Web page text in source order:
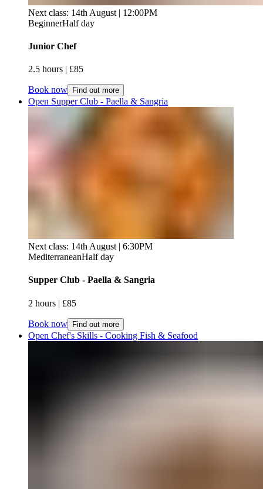
Next class: 14th August | 12:00PM
BeginnerHalf day
Junior Chef ​​​​‌ ‍ ​‍​‍‌‍ ‌ ​‍‌‍‍‌‌‍‌ ‌‍‍‌‌‍ ‍​‍​‍​ ‍‍​‍​‍‌ ​ ‌‍​‌‌‍ ‍‌‍‍‌‌ ‌​‌ ‍‌​‍ ‍‌‍‍‌‌‍ ​‍​‍​‍ ​​‍​‍‌‍‍​‌ ​‍‌‍‌‌‌‍‌‍​‍​‍​ ‍‍​‍​‍‌‍‍​‌ ‌​‌ ‌​‌ ​​‌ ​ ​ ‍‍​‍ ​‍ ‌‍ ​​‍ ‌‌‍​‌‌‍ ‍‌‍‌​​‍ ‌‌ ​‍​‍ ‌‌‍‍​‌‍ ‌ ‌​‌‍‌‌‌‍ ​‌ ​ ​‍ ‌‌ ​ ‌ ‌​‌ ‌‌‌‍‌​‌‍‍‌‌‍ ​‍ ‍‌ ‌‍‌‍‌‌‌ ​‍‌‍​ ‌‍‌‌‌‍ ​​‍ ‍‌‍​‌‌ ​​‌ ​​​‍ ‌‍‍‌‌‍ ‍‌ ‌​‌‍‌‌‌‍ ‍‌ ‌​​‍ ‌‍‌‌‌‍‌​‌‍‍‌‌ ‌​​‍ ‌‍ ‌‌‍ ‌‍‌​‌‍‌‌​ ‌‌ ​​‌ ​‍‌‍‌‌‌ ​ ‌‍‌‌‌‍ ‍‌ ‌​‌‍​‌‌ ‌​‌‍‍‌‌‍ ‌‍ ‍​ ‍ ‌‍‍‌‌‍‌​​ ‌‌‍‌​‌‍‌‍​ ​‍​ ‍‌‌‍‌‍‌‍​‍​ ‌​‌‍‌​​‍ ‌​ ‌​​ ‌ ​ ‍‌‌‍‌‍​‍ ‌​ ‌​​ ‌‍​ ‌‌‌‍​ ​‍ ‌​ ‍‌​ ​​​ ‌ ​ ‍​​‍ ‌‌‍​‍‌‍​ ​ ‌‍​ ​‍​ ​ ​ ​‍‌‍‌‌​ ‌‍‌‍​‍​ ‌‍​ ​‍​ ​‌​ ‍ ‌ ‌​‌ ‍‌‌ ​​‌‍‌‌​ ‌‌‍‍​‌‍ ‌ ‌​‌‍‌‌‌‍ ​‌​​ ‌‍ ​‌‍​‌‌ ​ ‌ ​ ​ ‍ ‌ ​​‌‍​‌‌ ‌​‌‍‍​​ ‌‌ ‌​‌‍‍‌‌ ‌​‌‍ ​‌‍‌‌​ ‌‍​‍‌‍​‌‌ ​ ‌‍‌‌‌‌‌‌‌ ​‍‌‍ ​​ ‌‌‍‍​‌ ‌​‌ ‌​‌ ​​‌ ​ ​‍‌‌​ ​ ‌​​‌​‍‌‌​ ​‍‌​‌‍​‍‌‌​ ​‍‌​‌‍‌‍ ​​‍ ‌‌‍​‌‌‍ ‍‌‍‌​​‍ ‌‌ ​‍​‍ ‌‌‍‍​‌‍ ‌ ‌​‌‍‌‌‌‍ ​‌ ​ ​‍ ‌‌ ​ ‌ ‌​‌ ‌‌‌‍‌​‌‍‍‌‌‍ ​‍ ‍‌ ‌‍‌‍‌‌‌ ​‍‌‍​ ‌‍‌‌‌‍ ​​‍ ‍‌‍​‌‌ ​​‌ ​​​‍‌‍‌‍‍‌‌‍‌​​ ‌‌‍‌​‌‍‌‍​ ​‍​ ‍‌‌‍‌‍‌‍​‍​ ‌​‌‍‌​​‍ ‌​ ‌​​ ‌ ​ ‍‌‌‍‌‍​‍ ‌​ ‌​​ ‌‍​ ‌‌‌‍​ ​‍ ‌​ ‍‌​ ​​​ ‌ ​ ‍​​‍ ‌‌‍​‍‌‍​ ​ ‌‍​ ​‍​ ​ ​ ​‍‌‍‌‌​ ‌‍‌‍​‍​ ‌‍​ ​‍​ ​‌​‍‌‍‌ ‌​‌ ‍‌‌ ​​‌‍‌‌​ ‌‌‍‍​‌‍ ‌ ‌​‌‍‌‌‌‍ ​‌​​ ‌‍ ​‌‍​‌‌ ​ ‌ ​ ​‍‌‍‌ ​​‌‍​‌‌ ‌​‌‍‍​​ ‌‌ ‌​‌‍‍‌‌ ‌​‌‍ ​‌‍‌‌​‍‌‍‌ ​​‌‍‌‌‌ ​‍‌ ​ ‌ ​​‌‍‌‌‌‍​ ‌ ‌​‌‍‍‌‌ ‌‍‌‍‌‌​ ‌‌ ​​‌ ‌‌‌‍​‍‌‍ ​‌‍‍‌‌ ​ ‌‍‍​‌‍‌‌‌‍‌​​‍​‍‌ ‌
2.5 hours​​​​‌ ‍ ​‍​‍‌‍ ‌ ​‍‌‍‍‌‌‍‌ ‌‍‍‌‌‍ ‍​‍​‍​ ‍‍​‍​‍‌ ​ ‌‍​‌‌‍ ‍‌‍‍‌‌ ‌​‌ ‍‌​‍ ‍‌‍‍‌‌‍ ​‍​‍​‍ ​​‍​‍‌‍‍​‌ ​‍‌‍‌‌‌‍‌‍​‍​‍​ ‍‍​‍​‍‌‍‍​‌ ‌​‌ ‌​‌ ​​‌ ​ ​ ‍‍​‍ ​‍ ‌‍ ​​‍ ‌‌‍​‌‌‍ ‍‌‍‌​​‍ ‌‌ ​‍​‍ ‌‌‍‍​‌‍ ‌ ‌​‌‍‌‌‌‍ ​‌ ​ ​‍ ‌‌ ​ ‌ ‌​‌ ‌‌‌‍‌​‌‍‍‌‌‍ ​‍ ‍‌ ‌‍‌‍‌‌‌ ​‍‌‍​ ‌‍‌‌‌‍ ​​‍ ‍‌‍​‌‌ ​​‌ ​​​‍ ‌‍‍‌‌‍ ‍‌ ‌​‌‍‌‌‌‍ ‍‌ ‌​​‍ ‌‍‌‌‌‍‌​‌‍‍‌‌ ‌​​‍ ‌‍ ‌‌‍ ‌‍‌​‌‍‌‌​ ‌‌ ​​‌ ​‍‌‍‌‌‌ ​ ‌‍‌‌‌‍ ‍‌ ‌​‌‍​‌‌ ‌​‌‍‍‌‌‍ ‌‍ ‍​ ‍ ‌‍‍‌‌‍‌​​ ‌‌‍‌​‌‍‌‍​ ​‍​ ‍‌‌‍‌‍‌‍​‍​ ‌​‌‍‌​​‍ ‌​ ‌​​ ‌ ​ ‍‌‌‍‌‍​‍ ‌​ ‌​​ ‌‍​ ‌‌‌‍​ ​‍ ‌​ ‍‌​ ​​​ ‌ ​ ‍​​‍ ‌‌‍​‍‌‍​ ​ ‌‍​ ​‍​ ​ ​ ​‍‌‍‌‌​ ‌‍‌‍​‍​ ‌‍​ ​‍​ ​‌​ ‍ ‌ ‌​‌ ‍‌‌ ​​‌‍‌‌​ ‌‌‍‍​‌‍ ‌ ‌​‌‍‌‌‌‍ ​‌​​ ‌‍ ​‌‍​‌‌ ​ ‌ ​ ​ ‍ ‌ ​​‌‍​‌‌ ‌​‌‍‍​​ ‌‌ ‌​‌‍‍‌‌‍ ‌‌‍‌‌​ ‌‍​‍‌‍​‌‌ ​ ‌‍‌‌‌‌‌‌‌ ​‍‌‍ ​​ ‌‌‍‍​‌ ‌​‌ ‌​‌ ​​‌ ​ ​‍‌‌​ ​ ‌​​‌​‍‌‌​ ​‍‌​‌‍​‍‌‌​ ​‍‌​‌‍‌‍ ​​‍ ‌‌‍​‌‌‍ ‍‌‍‌​​‍ ‌‌ ​‍​‍ ‌‌‍‍​‌‍ ‌ ‌​‌‍‌‌‌‍ ​‌ ​ ​‍ ‌‌ ​ ‌ ‌​‌ ‌‌‌‍‌​‌‍‍‌‌‍ ​‍ ‍‌ ‌‍‌‍‌‌‌ ​‍‌‍​ ‌‍‌‌‌‍ ​​‍ ‍‌‍​‌‌ ​​‌ ​​​‍‌‍‌‍‍‌‌‍‌​​ ‌‌‍‌​‌‍‌‍​ ​‍​ ‍‌‌‍‌‍‌‍​‍​ ‌​‌‍‌​​‍ ‌​ ‌​​ ‌ ​ ‍‌‌‍‌‍​‍ ‌​ ‌​​ ‌‍​ ‌‌‌‍​ ​‍ ‌​ ‍‌​ ​​​ ‌ ​ ‍​​‍ ‌‌‍​‍‌‍​ ​ ‌‍​ ​‍​ ​ ​ ​‍‌‍‌‌​ ‌‍‌‍​‍​ ‌‍​ ​‍​ ​‌​‍‌‍‌ ‌​‌ ‍‌‌ ​​‌‍‌‌​ ‌‌‍‍​‌‍ ‌ ‌​‌‍‌‌‌‍ ​‌​​ ‌‍ ​‌‍​‌‌ ​ ‌ ​ ​‍‌‍‌ ​​‌‍​‌‌ ‌​‌‍‍​​ ‌‌ ‌​‌‍‍‌‌‍ ‌‌‍‌‌​‍‌‍‌ ​​‌‍‌‌‌ ​‍‌ ​ ‌ ​​‌‍‌‌‌‍​ ‌ ‌​‌‍‍‌‌ ‌‍‌‍‌‌​ ‌‌ ​​‌ ‌‌‌‍​‍‌‍ ​‌‍‍‌‌ ​ ‌‍‍​‌‍‌‌‌‍‌​​‍​‍‌ ‌ | £85​​​​‌ ‍ ​‍​‍‌‍ ‌ ​‍‌‍‍‌‌‍‌ ‌‍‍‌‌‍ ‍​‍​‍​ ‍‍​‍​‍‌ ​ ‌‍​‌‌‍ ‍‌‍‍‌‌ ‌​‌ ‍‌​‍ ‍‌‍‍‌‌‍ ​‍​‍​‍ ​​‍​‍‌‍‍​‌ ​‍‌‍‌‌‌‍‌‍​‍​‍​ ‍‍​‍​‍‌‍‍​‌ ‌​‌ ‌​‌ ​​‌ ​ ​ ‍‍​‍ ​‍ ‌‍ ​​‍ ‌‌‍​‌‌‍ ‍‌‍‌​​‍ ‌‌ ​‍​‍ ‌‌‍‍​‌‍ ‌ ‌​‌‍‌‌‌‍ ​‌ ​ ​‍ ‌‌ ​ ‌ ‌​‌ ‌‌‌‍‌​‌‍‍‌‌‍ ​‍ ‍‌ ‌‍‌‍‌‌‌ ​‍‌‍​ ‌‍‌‌‌‍ ​​‍ ‍‌‍​‌‌ ​​‌ ​​​‍ ‌‍‍‌‌‍ ‍‌ ‌​‌‍‌‌‌‍ ‍‌ ‌​​‍ ‌‍‌‌‌‍‌​‌‍‍‌‌ ‌​​‍ ‌‍ ‌‌‍ ‌‍‌​‌‍‌‌​ ‌‌ ​​‌ ​‍‌‍‌‌‌ ​ ‌‍‌‌‌‍ ‍‌ ‌​‌‍​‌‌ ‌​‌‍‍‌‌‍ ‌‍ ‍​ ‍ ‌‍‍‌‌‍‌​​ ‌‌‍‌​‌‍‌‍​ ​‍​ ‍‌‌‍‌‍‌‍​‍​ ‌​‌‍‌​​‍ ‌​ ‌​​ ‌ ​ ‍‌‌‍‌‍​‍ ‌​ ‌​​ ‌‍​ ‌‌‌‍​ ​‍ ‌​ ‍‌​ ​​​ ‌ ​ ‍​​‍ ‌‌‍​‍‌‍​ ​ ‌‍​ ​‍​ ​ ​ ​‍‌‍‌‌​ ‌‍‌‍​‍​ ‌‍​ ​‍​ ​‌​ ‍ ‌ ‌​‌ ‍‌‌ ​​‌‍‌‌​ ‌‌‍‍​‌‍ ‌ ‌​‌‍‌‌‌‍ ​‌​​ ‌‍ ​‌‍​‌‌ ​ ‌ ​ ​ ‍ ‌ ​​‌‍​‌‌ ‌​‌‍‍​​ ‌‌ ​​‌ ​‍‌‍‍‌‌‍​ ‌‍‌‌​ ‌‍​‍‌‍​‌‌ ​ ‌‍‌‌‌‌‌‌‌ ​‍‌‍ ​​ ‌‌‍‍​‌ ‌​‌ ‌​‌ ​​‌ ​ ​‍‌‌​ ​ ‌​​‌​‍‌‌​ ​‍‌​‌‍​‍‌‌​ ​‍‌​‌‍‌‍ ​​‍ ‌‌‍​‌‌‍ ‍‌‍‌​​‍ ‌‌ ​‍​‍ ‌‌‍‍​‌‍ ‌ ‌​‌‍‌‌‌‍ ​‌ ​ ​‍ ‌‌ ​ ‌ ‌​‌ ‌‌‌‍‌​‌‍‍‌‌‍ ​‍ ‍‌ ‌‍‌‍‌‌‌ ​‍‌‍​ ‌‍‌‌‌‍ ​​‍ ‍‌‍​‌‌ ​​‌ ​​​‍‌‍‌‍‍‌‌‍‌​​ ‌‌‍‌​‌‍‌‍​ ​‍​ ‍‌‌‍‌‍‌‍​‍​ ‌​‌‍‌​​‍ ‌​ ‌​​ ‌ ​ ‍‌‌‍‌‍​‍ ‌​ ‌​​ ‌‍​ ‌‌‌‍​ ​‍ ‌​ ‍‌​ ​​​ ‌ ​ ‍​​‍ ‌‌‍​‍‌‍​ ​ ‌‍​ ​‍​ ​ ​ ​‍‌‍‌‌​ ‌‍‌‍​‍​ ‌‍​ ​‍​ ​‌​‍‌‍‌ ‌​‌ ‍‌‌ ​​‌‍‌‌​ ‌‌‍‍​‌‍ ‌ ‌​‌‍‌‌‌‍ ​‌​​ ‌‍ ​‌‍​‌‌ ​ ‌ ​ ​‍‌‍‌ ​​‌‍​‌‌ ‌​‌‍‍​​ ‌‌ ​​‌ ​‍‌‍‍‌‌‍​ ‌‍‌‌​‍‌‍‌ ​​‌‍‌‌‌ ​‍‌ ​ ‌ ​​‌‍‌‌‌‍​ ‌ ‌​‌‍‍‌‌ ‌‍‌‍‌‌​ ‌‌ ​​‌ ‌‌‌‍​‍‌‍ ​‌‍‍‌‌ ​ ‌‍‍​‌‍‌‌‌‍‌​​‍​‍‌ ‌
Book now Find out more
Open Supper Club - Paella & Sangria​​​​‌ ‍ ​‍​‍‌‍ ‌ ​‍‌‍‍‌‌‍‌ ‌‍‍‌‌‍ ‍​‍​‍​ ‍‍​‍​‍‌ ​ ‌‍​‌‌‍ ‍‌‍‍‌‌ ‌​‌ ‍‌​‍ ‍‌‍‍‌‌‍ ​‍​‍​‍ ​​‍​‍‌‍‍​‌ ​‍‌‍‌‌‌‍‌‍​‍​‍​ ‍‍​‍​‍‌‍‍​‌ ‌​‌ ‌​‌ ​​‌ ​ ​ ‍‍​‍ ​‍ ‌‍ ​​‍ ‌‌‍​‌‌‍ ‍‌‍‌​​‍ ‌‌ ​‍​‍ ‌‌‍‍​‌‍ ‌ ‌​‌‍‌‌‌‍ ​‌ ​ ​‍ ‌‌ ​ ‌ ‌​‌ ‌‌‌‍‌​‌‍‍‌‌‍ ​‍ ‍‌ ‌‍‌‍‌‌‌ ​‍‌‍​ ‌‍‌‌‌‍ ​​‍ ‍‌‍​‌‌ ​​‌ ​​​‍ ‌‍‍‌‌‍ ‍‌ ‌​‌‍‌‌‌‍ ‍‌ ‌​​‍ ‌‍‌‌‌‍‌​‌‍‍‌‌ ‌​​‍ ‌‍ ‌‌‍ ‌‍‌​‌‍‌‌​ ‌‌ ​​‌ ​‍‌‍‌‌‌ ​ ‌‍‌‌‌‍ ‍‌ ‌​‌‍​‌‌ ‌​‌‍‍‌‌‍ ‌‍ ‍​ ‍ ‌‍‍‌‌‍‌​​ ‌​ ‌‍​ ‌‌​ ​ ​ ​​​ ​​‌‍​‍‌‍‌‌‌‍​‌​‍ ‌​ ‌ ‌‍‌‌‌‍‌​‌‍​‌​‍ ‌​ ‌​​ ‌​‌‍​‌​ ‍​​‍ ‌‌‍​‍​ ‌ ​ ‍‌‌‍‌‌​‍ ‌​ ‌‍‌‍‌‌​ ‌‌​ ​‍​ ‌‍​ ‍‌​ ​​​ ​‌‌‍​‍​ ‌​‌‍‌‍​ ​‌​ ‍ ‌ ‌​‌ ‍‌‌ ​​‌‍‌‌​ ‌‌‍‍​‌‍ ‌ ‌​‌‍‌‌‌‍ ​‌​​ ‌‍ ​‌‍​‌‌ ​ ‌ ​ ​ ‍ ‌ ​​‌‍​‌‌ ‌​‌‍‍​​ ‌‌ ‌​‌‍‍‌‌ ‌​‌‍ ​‌‍‌‌​ ‌‍​‍‌‍​‌‌ ​ ‌‍‌‌‌‌‌‌‌ ​‍‌‍ ​​ ‌‌‍‍​‌ ‌​‌ ‌​‌ ​​‌ ​ ​‍‌‌​ ​ ‌​​‌​‍‌‌​ ​‍‌​‌‍​‍‌‌​ ​‍‌​‌‍‌‍ ​​‍ ‌‌‍​‌‌‍ ‍‌‍‌​​‍ ‌‌ ​‍​‍ ‌‌‍‍​‌‍ ‌ ‌​‌‍‌‌‌‍ ​‌ ​ ​‍ ‌‌ ​ ‌ ‌​‌ ‌‌‌‍‌​‌‍‍‌‌‍ ​‍ ‍‌ ‌‍‌‍‌‌‌ ​‍‌‍​ ‌‍‌‌‌‍ ​​‍ ‍‌‍​‌‌ ​​‌ ​​​‍‌‍‌‍‍‌‌‍‌​​ ‌​ ‌‍​ ‌‌​ ​ ​ ​​​ ​​‌‍​‍‌‍‌‌‌‍​‌​‍ ‌​ ‌ ‌‍‌‌‌‍‌​‌‍​‌​‍ ‌​ ‌​​ ‌​‌‍​‌​ ‍​​‍ ‌‌‍​‍​ ‌ ​ ‍‌‌‍‌‌​‍ ‌​ ‌‍‌‍‌‌​ ‌‌​ ​‍​ ‌‍​ ‍‌​ ​​​ ​‌‌‍​‍​ ‌​‌‍‌‍​ ​‌​‍‌‍‌ ‌​‌ ‍‌‌ ​​‌‍‌‌​ ‌‌‍‍​‌‍ ‌ ‌​‌‍‌‌‌‍ ​‌​​ ‌‍ ​‌‍​‌‌ ​ ‌ ​ ​‍‌‍‌ ​​‌‍​‌‌ ‌​‌‍‍​​ ‌‌ ‌​‌‍‍‌‌ ‌​‌‍ ​‌‍‌‌​‍‌‍‌ ​​‌‍‌‌‌ ​‍‌ ​ ‌ ​​‌‍‌‌‌‍​ ‌ ‌​‌‍‍‌‌ ‌‍‌‍‌‌​ ‌‌ ​​‌ ‌‌‌‍​‍‌‍ ​‌‍‍‌‌ ​ ‌‍‍​‌‍‌‌‌‍‌​​‍​‍‌ ‌
Next class: 14th August | 6:30PM
MediterraneanHalf day
Supper Club - Paella & Sangria​​​​‌ ‍ ​‍​‍‌‍ ‌ ​‍‌‍‍‌‌‍‌ ‌‍‍‌‌‍ ‍​‍​‍​ ‍‍​‍​‍‌ ​ ‌‍​‌‌‍ ‍‌‍‍‌‌ ‌​‌ ‍‌​‍ ‍‌‍‍‌‌‍ ​‍​‍​‍ ​​‍​‍‌‍‍​‌ ​‍‌‍‌‌‌‍‌‍​‍​‍​ ‍‍​‍​‍‌‍‍​‌ ‌​‌ ‌​‌ ​​‌ ​ ​ ‍‍​‍ ​‍ ‌‍ ​​‍ ‌‌‍​‌‌‍ ‍‌‍‌​​‍ ‌‌ ​‍​‍ ‌‌‍‍​‌‍ ‌ ‌​‌‍‌‌‌‍ ​‌ ​ ​‍ ‌‌ ​ ‌ ‌​‌ ‌‌‌‍‌​‌‍‍‌‌‍ ​‍ ‍‌ ‌‍‌‍‌‌‌ ​‍‌‍​ ‌‍‌‌‌‍ ​​‍ ‍‌‍​‌‌ ​​‌ ​​​‍ ‌‍‍‌‌‍ ‍‌ ‌​‌‍‌‌‌‍ ‍‌ ‌​​‍ ‌‍‌‌‌‍‌​‌‍‍‌‌ ‌​​‍ ‌‍ ‌‌‍ ‌‍‌​‌‍‌‌​ ‌‌ ​​‌ ​‍‌‍‌‌‌ ​ ‌‍‌‌‌‍ ‍‌ ‌​‌‍​‌‌ ‌​‌‍‍‌‌‍ ‌‍ ‍​ ‍ ‌‍‍‌‌‍‌​​ ‌​ ‌‍​ ‌‌​ ​ ​ ​​​ ​​‌‍​‍‌‍‌‌‌‍​‌​‍ ‌​ ‌ ‌‍‌‌‌‍‌​‌‍​‌​‍ ‌​ ‌​​ ‌​‌‍​‌​ ‍​​‍ ‌‌‍​‍​ ‌ ​ ‍‌‌‍‌‌​‍ ‌​ ‌‍‌‍‌‌​ ‌‌​ ​‍​ ‌‍​ ‍‌​ ​​​ ​‌‌‍​‍​ ‌​‌‍‌‍​ ​‌​ ‍ ‌ ‌​‌ ‍‌‌ ​​‌‍‌‌​ ‌‌‍‍​‌‍ ‌ ‌​‌‍‌‌‌‍ ​‌​​ ‌‍ ​‌‍​‌‌ ​ ‌ ​ ​ ‍ ‌ ​​‌‍​‌‌ ‌​‌‍‍​​ ‌‌ ‌​‌‍‍‌‌ ‌​‌‍ ​‌‍‌‌​ ‌‍​‍‌‍​‌‌ ​ ‌‍‌‌‌‌‌‌‌ ​‍‌‍ ​​ ‌‌‍‍​‌ ‌​‌ ‌​‌ ​​‌ ​ ​‍‌‌​ ​ ‌​​‌​‍‌‌​ ​‍‌​‌‍​‍‌‌​ ​‍‌​‌‍‌‍ ​​‍ ‌‌‍​‌‌‍ ‍‌‍‌​​‍ ‌‌ ​‍​‍ ‌‌‍‍​‌‍ ‌ ‌​‌‍‌‌‌‍ ​‌ ​ ​‍ ‌‌ ​ ‌ ‌​‌ ‌‌‌‍‌​‌‍‍‌‌‍ ​‍ ‍‌ ‌‍‌‍‌‌‌ ​‍‌‍​ ‌‍‌‌‌‍ ​​‍ ‍‌‍​‌‌ ​​‌ ​​​‍‌‍‌‍‍‌‌‍‌​​ ‌​ ‌‍​ ‌‌​ ​ ​ ​​​ ​​‌‍​‍‌‍‌‌‌‍​‌​‍ ‌​ ‌ ‌‍‌‌‌‍‌​‌‍​‌​‍ ‌​ ‌​​ ‌​‌‍​‌​ ‍​​‍ ‌‌‍​‍​ ‌ ​ ‍‌‌‍‌‌​‍ ‌​ ‌‍‌‍‌‌​ ‌‌​ ​‍​ ‌‍​ ‍‌​ ​​​ ​‌‌‍​‍​ ‌​‌‍‌‍​ ​‌​‍‌‍‌ ‌​‌ ‍‌‌ ​​‌‍‌‌​ ‌‌‍‍​‌‍ ‌ ‌​‌‍‌‌‌‍ ​‌​​ ‌‍ ​‌‍​‌‌ ​ ‌ ​ ​‍‌‍‌ ​​‌‍​‌‌ ‌​‌‍‍​​ ‌‌ ‌​‌‍‍‌‌ ‌​‌‍ ​‌‍‌‌​‍‌‍‌ ​​‌‍‌‌‌ ​‍‌ ​ ‌ ​​‌‍‌‌‌‍​ ‌ ‌​‌‍‍‌‌ ‌‍‌‍‌‌​ ‌‌ ​​‌ ‌‌‌‍​‍‌‍ ​‌‍‍‌‌ ​ ‌‍‍​‌‍‌‌‌‍‌​​‍​‍‌ ‌
2 hours​​​​‌ ‍ ​‍​‍‌‍ ‌ ​‍‌‍‍‌‌‍‌ ‌‍‍‌‌‍ ‍​‍​‍​ ‍‍​‍​‍‌ ​ ‌‍​‌‌‍ ‍‌‍‍‌‌ ‌​‌ ‍‌​‍ ‍‌‍‍‌‌‍ ​‍​‍​‍ ​​‍​‍‌‍‍​‌ ​‍‌‍‌‌‌‍‌‍​‍​‍​ ‍‍​‍​‍‌‍‍​‌ ‌​‌ ‌​‌ ​​‌ ​ ​ ‍‍​‍ ​‍ ‌‍ ​​‍ ‌‌‍​‌‌‍ ‍‌‍‌​​‍ ‌‌ ​‍​‍ ‌‌‍‍​‌‍ ‌ ‌​‌‍‌‌‌‍ ​‌ ​ ​‍ ‌‌ ​ ‌ ‌​‌ ‌‌‌‍‌​‌‍‍‌‌‍ ​‍ ‍‌ ‌‍‌‍‌‌‌ ​‍‌‍​ ‌‍‌‌‌‍ ​​‍ ‍‌‍​‌‌ ​​‌ ​​​‍ ‌‍‍‌‌‍ ‍‌ ‌​‌‍‌‌‌‍ ‍‌ ‌​​‍ ‌‍‌‌‌‍‌​‌‍‍‌‌ ‌​​‍ ‌‍ ‌‌‍ ‌‍‌​‌‍‌‌​ ‌‌ ​​‌ ​‍‌‍‌‌‌ ​ ‌‍‌‌‌‍ ‍‌ ‌​‌‍​‌‌ ‌​‌‍‍‌‌‍ ‌‍ ‍​ ‍ ‌‍‍‌‌‍‌​​ ‌​ ‌‍​ ‌‌​ ​ ​ ​​​ ​​‌‍​‍‌‍‌‌‌‍​‌​‍ ‌​ ‌ ‌‍‌‌‌‍‌​‌‍​‌​‍ ‌​ ‌​​ ‌​‌‍​‌​ ‍​​‍ ‌‌‍​‍​ ‌ ​ ‍‌‌‍‌‌​‍ ‌​ ‌‍‌‍‌‌​ ‌‌​ ​‍​ ‌‍​ ‍‌​ ​​​ ​‌‌‍​‍​ ‌​‌‍‌‍​ ​‌​ ‍ ‌ ‌​‌ ‍‌‌ ​​‌‍‌‌​ ‌‌‍‍​‌‍ ‌ ‌​‌‍‌‌‌‍ ​‌​​ ‌‍ ​‌‍​‌‌ ​ ‌ ​ ​ ‍ ‌ ​​‌‍​‌‌ ‌​‌‍‍​​ ‌‌ ‌​‌‍‍‌‌‍ ‌‌‍‌‌​ ‌‍​‍‌‍​‌‌ ​ ‌‍‌‌‌‌‌‌‌ ​‍‌‍ ​​ ‌‌‍‍​‌ ‌​‌ ‌​‌ ​​‌ ​ ​‍‌‌​ ​ ‌​​‌​‍‌‌​ ​‍‌​‌‍​‍‌‌​ ​‍‌​‌‍‌‍ ​​‍ ‌‌‍​‌‌‍ ‍‌‍‌​​‍ ‌‌ ​‍​‍ ‌‌‍‍​‌‍ ‌ ‌​‌‍‌‌‌‍ ​‌ ​ ​‍ ‌‌ ​ ‌ ‌​‌ ‌‌‌‍‌​‌‍‍‌‌‍ ​‍ ‍‌ ‌‍‌‍‌‌‌ ​‍‌‍​ ‌‍‌‌‌‍ ​​‍ ‍‌‍​‌‌ ​​‌ ​​​‍‌‍‌‍‍‌‌‍‌​​ ‌​ ‌‍​ ‌‌​ ​ ​ ​​​ ​​‌‍​‍‌‍‌‌‌‍​‌​‍ ‌​ ‌ ‌‍‌‌‌‍‌​‌‍​‌​‍ ‌​ ‌​​ ‌​‌‍​‌​ ‍​​‍ ‌‌‍​‍​ ‌ ​ ‍‌‌‍‌‌​‍ ‌​ ‌‍‌‍‌‌​ ‌‌​ ​‍​ ‌‍​ ‍‌​ ​​​ ​‌‌‍​‍​ ‌​‌‍‌‍​ ​‌​‍‌‍‌ ‌​‌ ‍‌‌ ​​‌‍‌‌​ ‌‌‍‍​‌‍ ‌ ‌​‌‍‌‌‌‍ ​‌​​ ‌‍ ​‌‍​‌‌ ​ ‌ ​ ​‍‌‍‌ ​​‌‍​‌‌ ‌​‌‍‍​​ ‌‌ ‌​‌‍‍‌‌‍ ‌‌‍‌‌​‍‌‍‌ ​​‌‍‌‌‌ ​‍‌ ​ ‌ ​​‌‍‌‌‌‍​ ‌ ‌​‌‍‍‌‌ ‌‍‌‍‌‌​ ‌‌ ​​‌ ‌‌‌‍​‍‌‍ ​‌‍‍‌‌ ​ ‌‍‍​‌‍‌‌‌‍‌​​‍​‍‌ ‌ | £85​​​​‌ ‍ ​‍​‍‌‍ ‌ ​‍‌‍‍‌‌‍‌ ‌‍‍‌‌‍ ‍​‍​‍​ ‍‍​‍​‍‌ ​ ‌‍​‌‌‍ ‍‌‍‍‌‌ ‌​‌ ‍‌​‍ ‍‌‍‍‌‌‍ ​‍​‍​‍ ​​‍​‍‌‍‍​‌ ​‍‌‍‌‌‌‍‌‍​‍​‍​ ‍‍​‍​‍‌‍‍​‌ ‌​‌ ‌​‌ ​​‌ ​ ​ ‍‍​‍ ​‍ ‌‍ ​​‍ ‌‌‍​‌‌‍ ‍‌‍‌​​‍ ‌‌ ​‍​‍ ‌‌‍‍​‌‍ ‌ ‌​‌‍‌‌‌‍ ​‌ ​ ​‍ ‌‌ ​ ‌ ‌​‌ ‌‌‌‍‌​‌‍‍‌‌‍ ​‍ ‍‌ ‌‍‌‍‌‌‌ ​‍‌‍​ ‌‍‌‌‌‍ ​​‍ ‍‌‍​‌‌ ​​‌ ​​​‍ ‌‍‍‌‌‍ ‍‌ ‌​‌‍‌‌‌‍ ‍‌ ‌​​‍ ‌‍‌‌‌‍‌​‌‍‍‌‌ ‌​​‍ ‌‍ ‌‌‍ ‌‍‌​‌‍‌‌​ ‌‌ ​​‌ ​‍‌‍‌‌‌ ​ ‌‍‌‌‌‍ ‍‌ ‌​‌‍​‌‌ ‌​‌‍‍‌‌‍ ‌‍ ‍​ ‍ ‌‍‍‌‌‍‌​​ ‌​ ‌‍​ ‌‌​ ​ ​ ​​​ ​​‌‍​‍‌‍‌‌‌‍​‌​‍ ‌​ ‌ ‌‍‌‌‌‍‌​‌‍​‌​‍ ‌​ ‌​​ ‌​‌‍​‌​ ‍​​‍ ‌‌‍​‍​ ‌ ​ ‍‌‌‍‌‌​‍ ‌​ ‌‍‌‍‌‌​ ‌‌​ ​‍​ ‌‍​ ‍‌​ ​​​ ​‌‌‍​‍​ ‌​‌‍‌‍​ ​‌​ ‍ ‌ ‌​‌ ‍‌‌ ​​‌‍‌‌​ ‌‌‍‍​‌‍ ‌ ‌​‌‍‌‌‌‍ ​‌​​ ‌‍ ​‌‍​‌‌ ​ ‌ ​ ​ ‍ ‌ ​​‌‍​‌‌ ‌​‌‍‍​​ ‌‌ ​​‌ ​‍‌‍‍‌‌‍​ ‌‍‌‌​ ‌‍​‍‌‍​‌‌ ​ ‌‍‌‌‌‌‌‌‌ ​‍‌‍ ​​ ‌‌‍‍​‌ ‌​‌ ‌​‌ ​​‌ ​ ​‍‌‌​ ​ ‌​​‌​‍‌‌​ ​‍‌​‌‍​‍‌‌​ ​‍‌​‌‍‌‍ ​​‍ ‌‌‍​‌‌‍ ‍‌‍‌​​‍ ‌‌ ​‍​‍ ‌‌‍‍​‌‍ ‌ ‌​‌‍‌‌‌‍ ​‌ ​ ​‍ ‌‌ ​ ‌ ‌​‌ ‌‌‌‍‌​‌‍‍‌‌‍ ​‍ ‍‌ ‌‍‌‍‌‌‌ ​‍‌‍​ ‌‍‌‌‌‍ ​​‍ ‍‌‍​‌‌ ​​‌ ​​​‍‌‍‌‍‍‌‌‍‌​​ ‌​ ‌‍​ ‌‌​ ​ ​ ​​​ ​​‌‍​‍‌‍‌‌‌‍​‌​‍ ‌​ ‌ ‌‍‌‌‌‍‌​‌‍​‌​‍ ‌​ ‌​​ ‌​‌‍​‌​ ‍​​‍ ‌‌‍​‍​ ‌ ​ ‍‌‌‍‌‌​‍ ‌​ ‌‍‌‍‌‌​ ‌‌​ ​‍​ ‌‍​ ‍‌​ ​​​ ​‌‌‍​‍​ ‌​‌‍‌‍​ ​‌​‍‌‍‌ ‌​‌ ‍‌‌ ​​‌‍‌‌​ ‌‌‍‍​‌‍ ‌ ‌​‌‍‌‌‌‍ ​‌​​ ‌‍ ​‌‍​‌‌ ​ ‌ ​ ​‍‌‍‌ ​​‌‍​‌‌ ‌​‌‍‍​​ ‌‌ ​​‌ ​‍‌‍‍‌‌‍​ ‌‍‌‌​‍‌‍‌ ​​‌‍‌‌‌ ​‍‌ ​ ‌ ​​‌‍‌‌‌‍​ ‌ ‌​‌‍‍‌‌ ‌‍‌‍‌‌​ ‌‌ ​​‌ ‌‌‌‍​‍‌‍ ​‌‍‍‌‌ ​ ‌‍‍​‌‍‌‌‌‍‌​​‍​‍‌ ‌
Book now Find out more
Open Chef's Skills - Cooking Fish & Seafood​​​​‌ ‍ ​‍​‍‌‍ ‌ ​‍‌‍‍‌‌‍‌ ‌‍‍‌‌‍ ‍​‍​‍​ ‍‍​‍​‍‌ ​ ‌‍​‌‌‍ ‍‌‍‍‌‌ ‌​‌ ‍‌​‍ ‍‌‍‍‌‌‍ ​‍​‍​‍ ​​‍​‍‌‍‍​‌ ​‍‌‍‌‌‌‍‌‍​‍​‍​ ‍‍​‍​‍‌‍‍​‌ ‌​‌ ‌​‌ ​​‌ ​ ​ ‍‍​‍ ​‍ ‌‍ ​​‍ ‌‌‍​‌‌‍ ‍‌‍‌​​‍ ‌‌ ​‍​‍ ‌‌‍‍​‌‍ ‌ ‌​‌‍‌‌‌‍ ​‌ ​ ​‍ ‌‌ ​ ‌ ‌​‌ ‌‌‌‍‌​‌‍‍‌‌‍ ​‍ ‍‌ ‌‍‌‍‌‌‌ ​‍‌‍​ ‌‍‌‌‌‍ ​​‍ ‍‌‍​‌‌ ​​‌ ​​​‍ ‌‍‍‌‌‍ ‍‌ ‌​‌‍‌‌‌‍ ‍‌ ‌​​‍ ‌‍‌‌‌‍‌​‌‍‍‌‌ ‌​​‍ ‌‍ ‌‌‍ ‌‍‌​‌‍‌‌​ ‌‌ ​​‌ ​‍‌‍‌‌‌ ​ ‌‍‌‌‌‍ ‍‌ ‌​‌‍​‌‌ ‌​‌‍‍‌‌‍ ‌‍ ‍​ ‍ ‌‍‍‌‌‍‌​​ ‌‌‍​‍​ ‌‌​ ‌​​ ‌ ​ ​‍​ ‌‍‌‍‌‌‌‍‌‌​‍ ‌​ ​‌‌‍​‌​ ‌ ​ ​ ​‍ ‌​ ‌​‌‍‌​​ ‌​​ ‍‌​‍ ‌‌‍​‌‌‍‌‍​ ‍​‌‍‌‌​‍ ‌​ ​‍‌‍​ ​ ‍​​ ‌ ​ ​ ​ ‍​​ ‌‌​ ‍​​ ​​‌‍‌‍‌‍‌‌​ ​‍​ ‍ ‌ ‌​‌ ‍‌‌ ​​‌‍‌‌​ ‌‌‍‍​‌‍ ‌ ‌​‌‍‌‌‌‍ ​‌​​ ‌‍ ​‌‍​‌‌ ​ ‌ ​ ​ ‍ ‌ ​​‌‍​‌‌ ‌​‌‍‍​​ ‌‌ ‌​‌‍‍‌‌ ‌​‌‍ ​‌‍‌‌​ ‌‍​‍‌‍​‌‌ ​ ‌‍‌‌‌‌‌‌‌ ​‍‌‍ ​​ ‌‌‍‍​‌ ‌​‌ ‌​‌ ​​‌ ​ ​‍‌‌​ ​ ‌​​‌​‍‌‌​ ​‍‌​‌‍​‍‌‌​ ​‍‌​‌‍‌‍ ​​‍ ‌‌‍​‌‌‍ ‍‌‍‌​​‍ ‌‌ ​‍​‍ ‌‌‍‍​‌‍ ‌ ‌​‌‍‌‌‌‍ ​‌ ​ ​‍ ‌‌ ​ ‌ ‌​‌ ‌‌‌‍‌​‌‍‍‌‌‍ ​‍ ‍‌ ‌‍‌‍‌‌‌ ​‍‌‍​ ‌‍‌‌‌‍ ​​‍ ‍‌‍​‌‌ ​​‌ ​​​‍‌‍‌‍‍‌‌‍‌​​ ‌‌‍​‍​ ‌‌​ ‌​​ ‌ ​ ​‍​ ‌‍‌‍‌‌‌‍‌‌​‍ ‌​ ​‌‌‍​‌​ ‌ ​ ​ ​‍ ‌​ ‌​‌‍‌​​ ‌​​ ‍‌​‍ ‌‌‍​‌‌‍‌‍​ ‍​‌‍‌‌​‍ ‌​ ​‍‌‍​ ​ ‍​​ ‌ ​ ​ ​ ‍​​ ‌‌​ ‍​​ ​​‌‍‌‍‌‍‌‌​ ​‍​‍‌‍‌ ‌​‌ ‍‌‌ ​​‌‍‌‌​ ‌‌‍‍​‌‍ ‌ ‌​‌‍‌‌‌‍ ​‌​​ ‌‍ ​‌‍​‌‌ ​ ‌ ​ ​‍‌‍‌ ​​‌‍​‌‌ ‌​‌‍‍​​ ‌‌ ‌​‌‍‍‌‌ ‌​‌‍ ​‌‍‌‌​‍‌‍‌ ​​‌‍‌‌‌ ​‍‌ ​ ‌ ​​‌‍‌‌‌‍​ ‌ ‌​‌‍‍‌‌ ‌‍‌‍‌‌​ ‌‌ ​​‌ ‌‌‌‍​‍‌‍ ​‌‍‍‌‌ ​ ‌‍‍​‌‍‌‌‌‍‌​​‍​‍‌ ‌